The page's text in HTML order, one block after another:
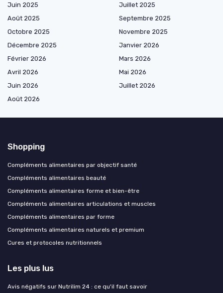
Juin 2025
Juillet 2025
Août 2025
Septembre 2025
Octobre 2025
Novembre 2025
Décembre 2025
Janvier 2026
Février 2026
Mars 2026
Avril 2026
Mai 2026
Juin 2026
Juillet 2026
Août 2026
Shopping
Compléments alimentaires par objectif santé
Compléments alimentaires beauté
Compléments alimentaires forme et bien-être
Compléments alimentaires articulations et muscles
Compléments alimentaires par forme
Compléments alimentaires naturels et premium
Cures et protocoles nutritionnels
Les plus lus
Avis négatifs sur Nutrilim 24 : ce qu'il faut savoir